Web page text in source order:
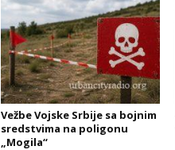
Vežbe Vojske Srbije sa bojnim
sredstvima na poligonu
„Mogila“